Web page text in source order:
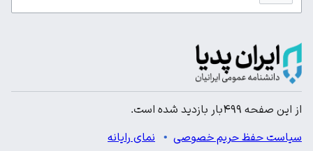
از این صفحه ۴۹۹بار بازدید شده است.
سیاست حفظ حریم خصوصی نمای رایانه